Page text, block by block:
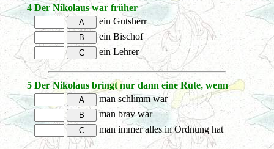
4 Der Nikolaus war früher
ein Gutsherr
ein Bischof
ein Lehrer
5 Der Nikolaus bringt nur dann eine Rute, wenn
man schlimm war
man brav war
man immer alles in Ordnung hat